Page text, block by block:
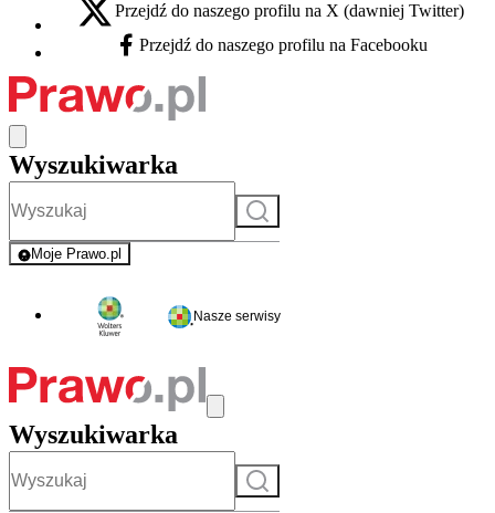
X - otwiera się w nowej karcie
Przejdź do naszego profilu na X (dawniej Twitter)
Facebook - otwiera się w nowej karcie
Przejdź do naszego profilu na Facebooku
Wyszukiwarka
Szukaj
Moje Prawo.pl
- rejestracja i logowanie do serwisu
Nasze serwisy
Wyszukiwarka
Szukaj